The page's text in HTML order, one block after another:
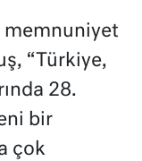
memnuniyet
“Türkiye,
28.
bir
çok